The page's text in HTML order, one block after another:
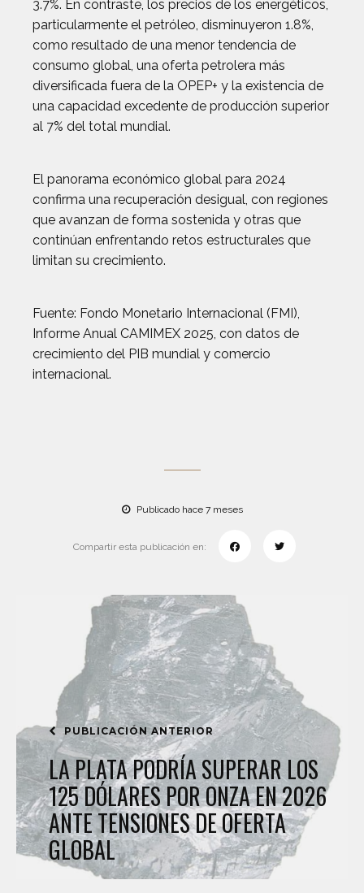
3.7%. En contraste, los precios de los energéticos,
particularmente el petróleo, disminuyeron 1.8%,
como resultado de una menor tendencia de
consumo global, una oferta petrolera más
diversificada fuera de la OPEP+ y la existencia de
una capacidad excedente de producción superior
al 7% del total mundial.
El panorama económico global para 2024
confirma una recuperación desigual, con regiones
que avanzan de forma sostenida y otras que
continúan enfrentando retos estructurales que
limitan su crecimiento.
Fuente: Fondo Monetario Internacional (FMI),
Informe Anual CAMIMEX 2025, con datos de
crecimiento del PIB mundial y comercio
internacional.
Publicado hace 7 meses
Compartir esta publicación en:
PUBLICACIÓN ANTERIOR
LA PLATA PODRÍA SUPERAR LOS
125 DÓLARES POR ONZA EN 2026
ANTE TENSIONES DE OFERTA
GLOBAL